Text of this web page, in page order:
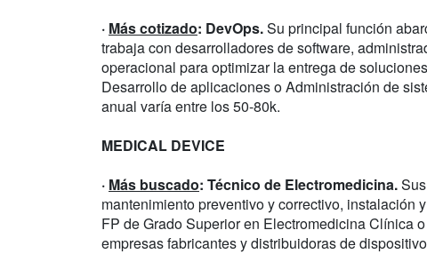
· Más cotizado: DevOps.Su principal función
trabaja con desarrolladores de software,
operacional para optimizar la entrega de
Desarrollo de aplicaciones o Administración de
anual varía entre los 50-80k.
MEDICAL DEVICE
· Más buscado: Técnico de Electromedicina.
mantenimiento preventivo y correctivo,
FP de Grado Superior en Electromedicina Clínica
empresas fabricantes y distribuidoras de